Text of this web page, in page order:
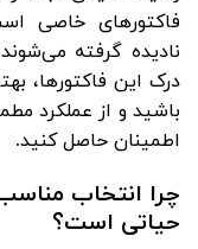
فاکتورهای خاصی
نادیده گرفته
درک این فاکتورها،
باشید و از عملکرد
اطمینان حاصل کنید.
چرا انتخاب
حیاتی است؟